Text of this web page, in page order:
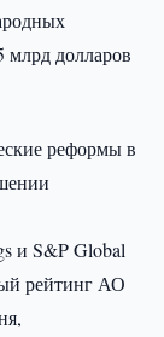
млрд долларов
реформы в
и S&P Global
рейтинг АО